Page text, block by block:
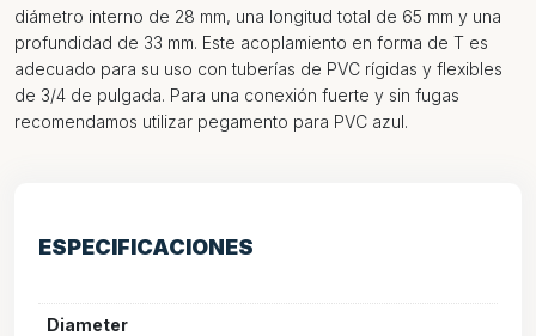
diámetro interno de 28 mm, una longitud total de 65 mm y una
profundidad de 33 mm. Este acoplamiento en forma de T es
adecuado para su uso con tuberías de PVC rígidas y flexibles
de 3/4 de pulgada. Para una conexión fuerte y sin fugas
recomendamos utilizar pegamento para PVC azul.
ESPECIFICACIONES
Diameter